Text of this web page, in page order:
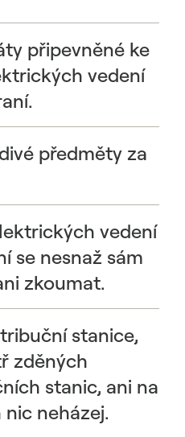
připevněné ke
vedení
předměty za
vedení
se nesnaž sám
zkoumat.
stanice,
zděných
stanic, ani na
neházej.